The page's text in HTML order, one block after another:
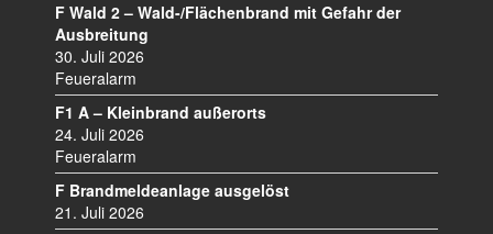
F Wald 2 – Wald-/Flächenbrand mit Gefahr der
Ausbreitung
30. Juli 2026
Feueralarm
F1 A – Kleinbrand außerorts
24. Juli 2026
Feueralarm
F Brandmeldeanlage ausgelöst
21. Juli 2026